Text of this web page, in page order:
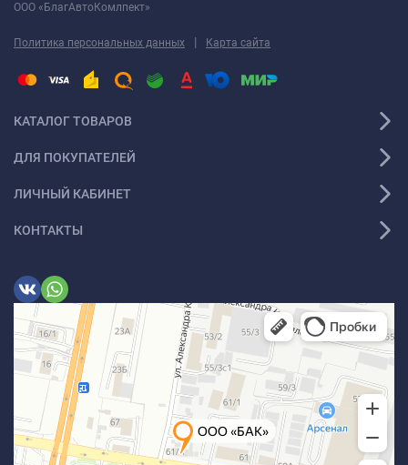
ООО «БлагАвтоКомлпект»
Политика персональных данных | Карта сайта
КАТАЛОГ ТОВАРОВ
ДЛЯ ПОКУПАТЕЛЕЙ
ЛИЧНЫЙ КАБИНЕТ
КОНТАКТЫ